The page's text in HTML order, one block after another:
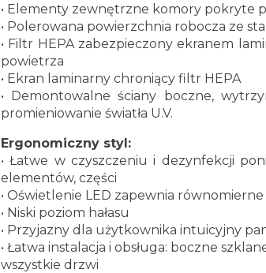
• Elementy zewnętrzne komory pokryte
• Polerowana powierzchnia robocza ze
• Filtr HEPA zabezpieczony ekranem
powietrza
• Ekran laminarny chroniący filtr HEPA
• Demontowalne ściany boczne,
promieniowanie światła U.V.
Ergonomiczny styl:
• Łatwe w czyszczeniu i dezynfekcji
elementów, części
• Oświetlenie LED zapewnia
• Niski poziom hałasu
• Przyjazny dla użytkownika intuicyjny
• Łatwa instalacja i obsługa: boczne
wszystkie drzwi